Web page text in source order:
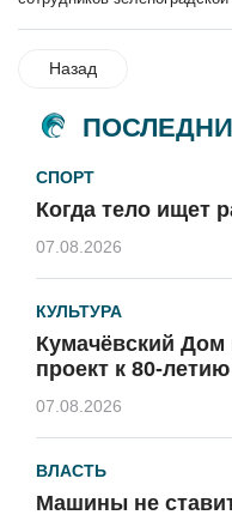
Назад
СПОРТ
Когда тело ищет
07.08.2026
КУЛЬТУРА
Кумачёвский Дом
проект к 80-
07.08.2026
ВЛАСТЬ
Машины не